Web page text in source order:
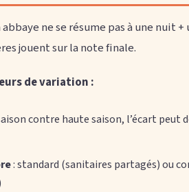
ne se résume pas à une nuit +
jouent sur la note finale.
de variation :
contre haute saison, l’écart peut
: standard (sanitaires partagés) ou